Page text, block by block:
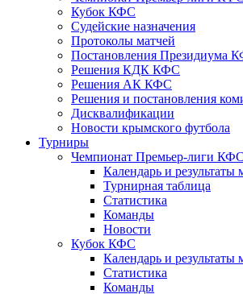
Кубок КФС
Судейские назначения
Протоколы матчей
Постановления Президиума
Решения КДК КФС
Решения АК КФС
Решения и постановления
Дисквалификации
Новости крымского футбола
Турниры
Чемпионат Премьер-лиги КФС
Календарь и результаты
Турнирная таблица
Статистика
Команды
Новости
Кубок КФС
Календарь и результаты
Статистика
Команды